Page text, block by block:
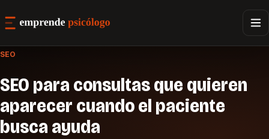
SEO
SEO para consultas que quieren
aparecer cuando el paciente
busca ayuda